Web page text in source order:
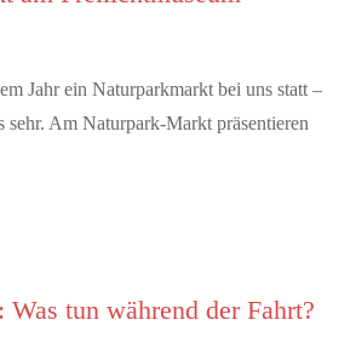
Jahr ein Naturparkmarkt bei uns statt –
sehr. Am Naturpark-Markt präsentieren
tun während der Fahrt?